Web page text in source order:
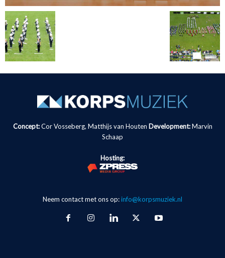
Concept:Cor Vosseberg, Matthijs van Houten Development: Marvin
Schaap
Hosting:
Neem contact met ons op:info@korpsmuziek.nl